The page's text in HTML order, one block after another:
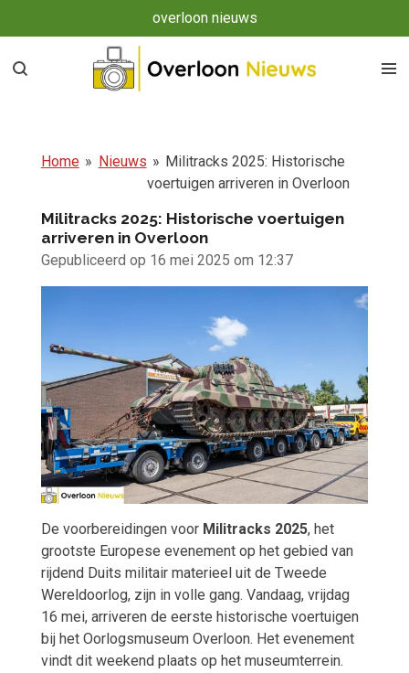
direct
naar
overloon nieuws
Home » Nieuws » Militracks 2025: Historische
voertuigen arriveren in Overloon
Militracks 2025: Historische voertuigen
arriveren in Overloon
Gepubliceerd op 16 mei 2025 om 12:37
De voorbereidingen voor Militracks 2025, het
grootste Europese evenement op het gebied van
rijdend Duits militair materieel uit de Tweede
Wereldoorlog, zijn in volle gang. Vandaag, vrijdag
16 mei, arriveren de eerste historische voertuigen
bij het Oorlogsmuseum Overloon. Het evenement
vindt dit weekend plaats op het museumterrein.